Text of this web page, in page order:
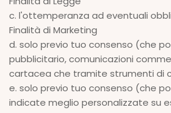
c. l'ottemperanza ad eventuali
Finalità di Marketing
d. solo previo tuo consenso (che
pubblicitario, comunicazioni
cartacea che tramite strumenti di
e. solo previo tuo consenso (che
indicate meglio personalizzate su